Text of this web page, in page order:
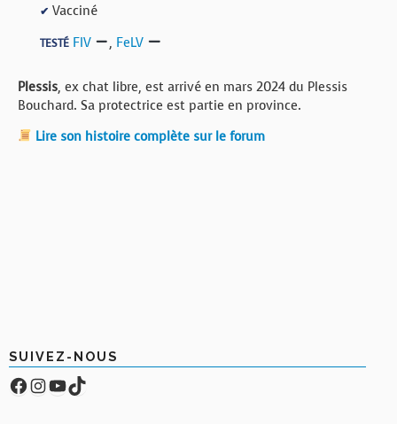
✔ Vacciné
TESTÉ FIV , FeLV
Plessis, ex chat libre, est arrivé en mars 2024 du Plessis
Bouchard. Sa protectrice est partie en province.
Lire son histoire complète sur le forum
SUIVEZ-NOUS
Facebook
Compte Instagram
YouTube
TikTok